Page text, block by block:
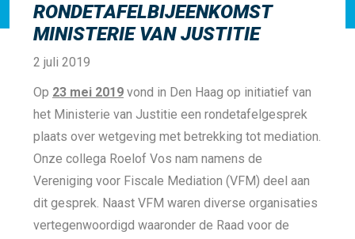
RONDETAFELBIJEENKOMST
MINISTERIE VAN JUSTITIE
2 juli 2019
Op 23 mei 2019 vond in Den Haag op initiatief van
het Ministerie van Justitie een rondetafelgesprek
plaats over wetgeving met betrekking tot mediation.
Onze collega Roelof Vos nam namens de
Vereniging voor Fiscale Mediation (VFM) deel aan
dit gesprek. Naast VFM waren diverse organisaties
vertegenwoordigd waaronder de Raad voor de